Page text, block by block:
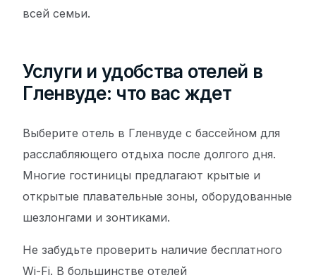
всей семьи.
Услуги и удобства отелей в
Гленвуде: что вас ждет
Выберите отель в Гленвуде с бассейном для
расслабляющего отдыха после долгого дня.
Многие гостиницы предлагают крытые и
открытые плавательные зоны, оборудованные
шезлонгами и зонтиками.
Не забудьте проверить наличие бесплатного
Wi-Fi. В большинстве отелей